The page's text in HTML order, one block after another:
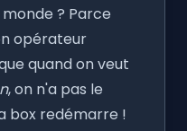
? Parce
opérateur
quand on veut
, on n'a pas le
box redémarre !